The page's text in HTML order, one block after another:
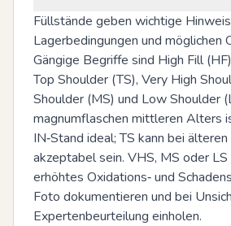
Füllstände geben wichtige
Lagerbedingungen und möglichen
Gängige Begriffe sind High Fill
Top Shoulder (TS), Very High
Shoulder (MS) und Low Shoulder
magnumflaschen mittleren Alters
IN‑Stand ideal; TS kann bei
akzeptabel sein. VHS, MS oder
erhöhtes Oxidations‑ und
Foto dokumentieren und bei
Expertenbeurteilung einholen.